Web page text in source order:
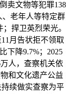
卖文物等犯罪138
、老年人等特定群
捍卫英烈荣光。
月告状拒不领取
下降9.7%；2025
人，查察机关依
和文化遗产公益
持续做实查察为平